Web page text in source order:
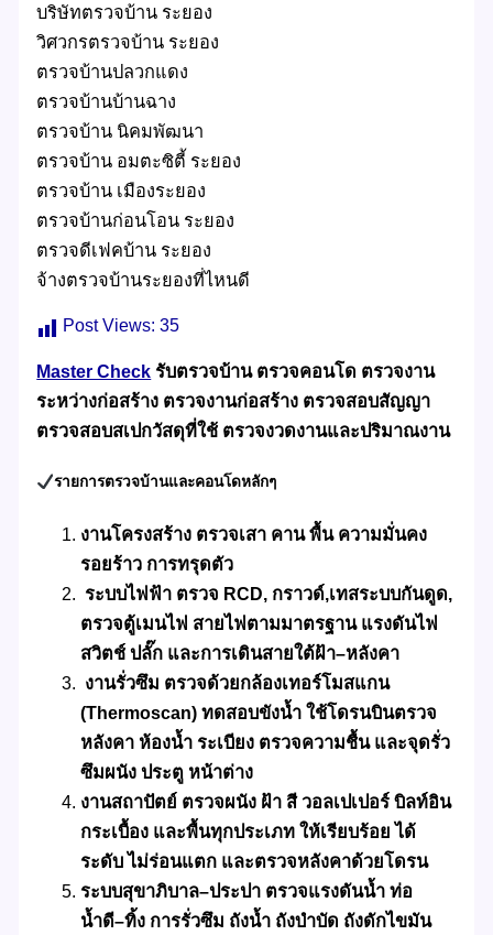
บริษัทตรวจบ้าน ระยอง
วิศวกรตรวจบ้าน ระยอง
ตรวจบ้านปลวกแดง
ตรวจบ้านบ้านฉาง
ตรวจบ้าน นิคมพัฒนา
ตรวจบ้าน อมตะซิตี้ ระยอง
ตรวจบ้าน เมืองระยอง
ตรวจบ้านก่อนโอน ระยอง
ตรวจดีเฟคบ้าน ระยอง
จ้างตรวจบ้านระยองที่ไหนดี
Post Views: 35
Master Check รับตรวจบ้าน ตรวจคอนโด ตรวจงาน
ระหว่างก่อสร้าง ตรวจงานก่อสร้าง ตรวจสอบสัญญา
ตรวจสอบสเปกวัสดุที่ใช้ ตรวจงวดงานและปริมาณงาน
รายการตรวจบ้านและคอนโดหลักๆ
งานโครงสร้าง ตรวจเสา คาน พื้น ความมั่นคง
รอยร้าว การทรุดตัว
ระบบไฟฟ้า ตรวจ RCD, กราวด์,เทสระบบกันดูด,
ตรวจตู้เมนไฟ สายไฟตามมาตรฐาน แรงดันไฟ
สวิตช์ ปลั๊ก และการเดินสายใต้ฝ้า–หลังคา
งานรั่วซึม ตรวจด้วยกล้องเทอร์โมสแกน
(Thermoscan)ทดสอบขังน้ำ ใช้โดรนบินตรวจ
หลังคา ห้องน้ำ ระเบียง ตรวจความชื้น และจุดรั่ว
ซึมผนัง ประตู หน้าต่าง
งานสถาปัตย์ ตรวจผนัง ฝ้า สี วอลเปเปอร์ บิลท์อิน
กระเบื้อง และพื้นทุกประเภท ให้เรียบร้อย ได้
ระดับ ไม่ร่อนแตก และตรวจหลังคาด้วยโดรน
ระบบสุขาภิบาล–ประปา ตรวจแรงดันน้ำ ท่อ
น้ำดี–ทิ้ง การรั่วซึม ถังน้ำ ถังบำบัด ถังดักไขมัน